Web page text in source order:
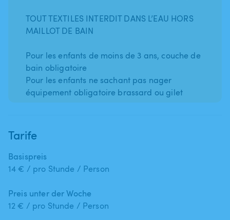
TOUT TEXTILES INTERDIT DANS L’EAU HORS
MAILLOT DE BAIN
Pour les enfants de moins de 3 ans, couche de
bain obligatoire
Pour les enfants ne sachant pas nager
Tarife
Basispreis
14 € / pro Stunde / Person
Preis unter der Woche
12 € / pro Stunde / Person